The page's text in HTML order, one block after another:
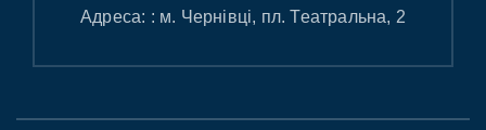
Адреса: : м. Чернівці, пл. Театральна, 2